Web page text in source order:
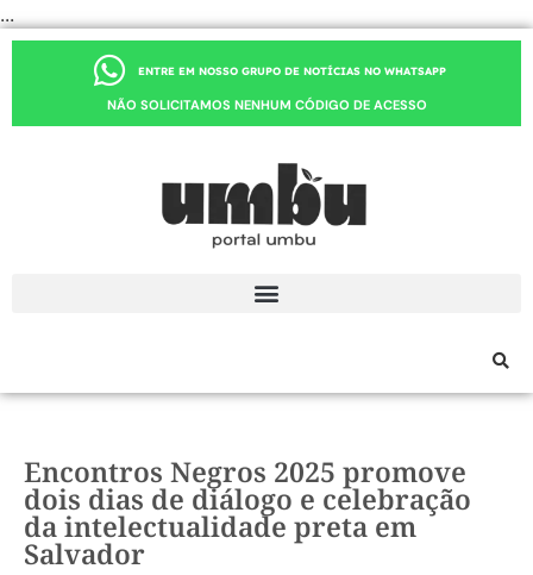
...
ENTRE EM NOSSO GRUPO DE NOTÍCIAS NO WHATSAPP
NÃO SOLICITAMOS NENHUM CÓDIGO DE ACESSO
Encontros Negros 2025 promove
dois dias de diálogo e celebração
da intelectualidade preta em
Salvador